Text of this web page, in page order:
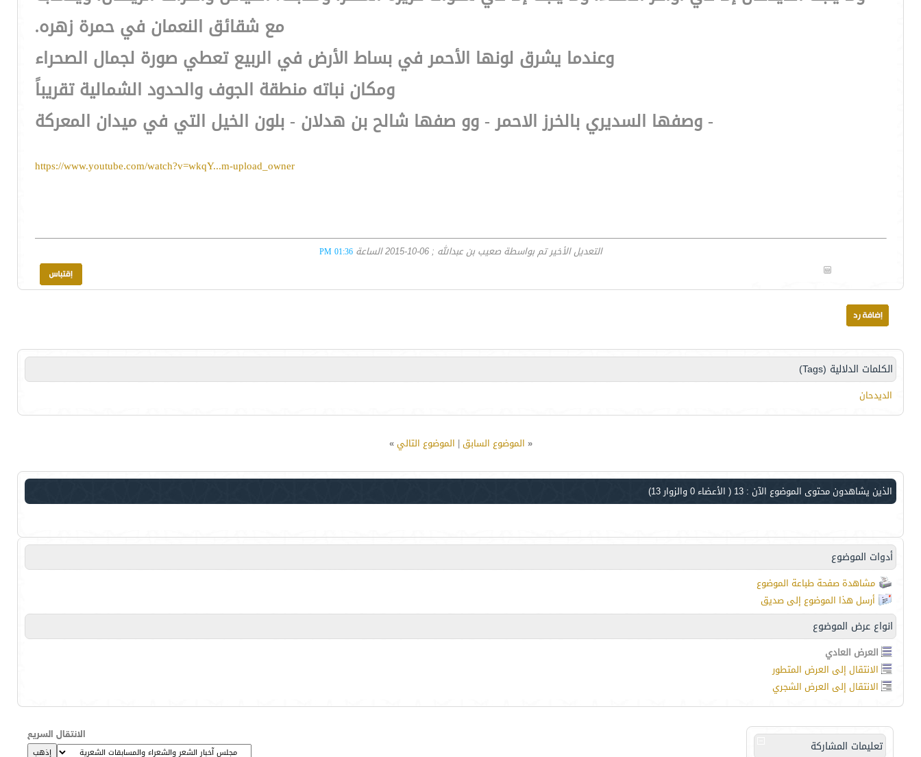
مع شقائق النعمان في حمرة زهره.
وعندما يشرق لونها الأحمر في بساط الأرض في الربيع تعطي صورة لجمال الصحراء
ومكان نباته منطقة الجوف والحدود الشمالية تقريباً
- وصفها السديري بالخرز الاحمر - وو صفها شالح بن هدلان - بلون الخيل التي في ميدان المعركة
https://www.youtube.com/watch?v=wkqY...m-upload_owner
التعديل الأخير تم بواسطة صعيب بن عبدالله ; 06-10-2015 الساعة 01:36 PM
الكلمات الدلالية (Tags)
الديدحان
« الموضوع السابق| الموضوع التالي»
الذين يشاهدون محتوى الموضوع الآن : 13 ( الأعضاء 0 والزوار 13)
أدوات الموضوع
مشاهدة صفحة طباعة الموضوع
أرسل هذا الموضوع إلى صديق
انواع عرض الموضوع
العرض العادي
الانتقال إلى العرض المتطور
الانتقال إلى العرض الشجري
تعليمات المشاركة
الانتقال السريع